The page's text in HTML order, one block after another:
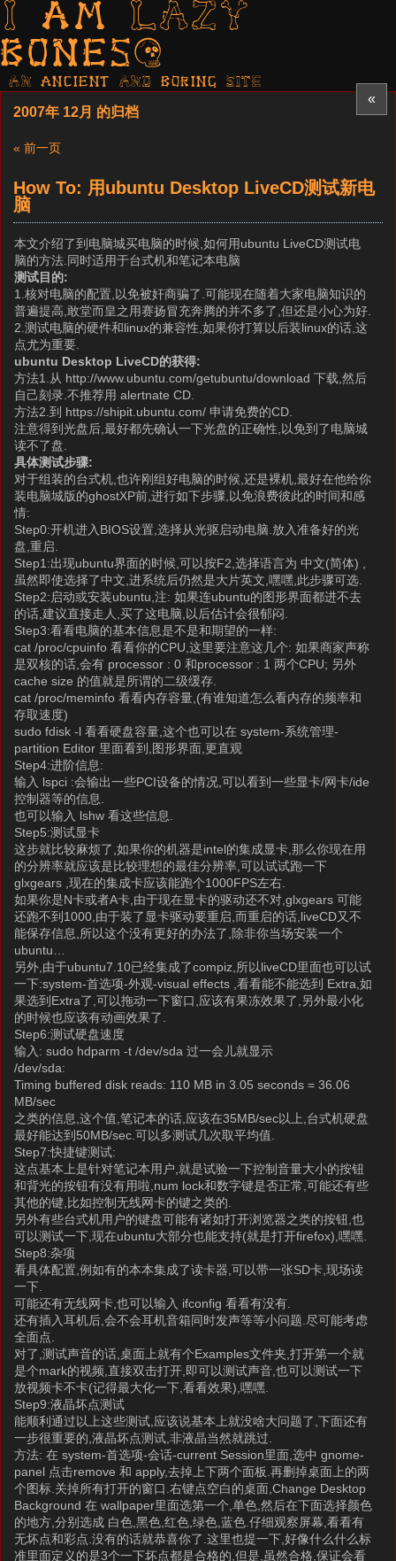
I am LAZY
bones?
AN ancient AND boring SITE
«
2007年 12月 的归档
« 前一页
How To: 用ubuntu Desktop LiveCD测试新电
脑
本文介绍了到电脑城买电脑的时候,如何用ubuntu LiveCD测试电
脑的方法.同时适用于台式机和笔记本电脑
测试目的:
1.核对电脑的配置,以免被奸商骗了.可能现在随着大家电脑知识的
普遍提高,敢堂而皇之用赛扬冒充奔腾的并不多了,但还是小心为好.
2.测试电脑的硬件和linux的兼容性,如果你打算以后装linux的话,这
点尤为重要.
ubuntu Desktop LiveCD的获得:
方法1.从 http://www.ubuntu.com/getubuntu/download 下载,然后
自己刻录.不推荐用 alertnate CD.
方法2.到 https://shipit.ubuntu.com/ 申请免费的CD.
注意得到光盘后,最好都先确认一下光盘的正确性,以免到了电脑城
读不了盘.
具体测试步骤:
对于组装的台式机,也许刚组好电脑的时候,还是裸机,最好在他给你
装电脑城版的ghostXP前,进行如下步骤,以免浪费彼此的时间和感
情:
Step0:开机进入BIOS设置,选择从光驱启动电脑.放入准备好的光
盘,重启.
Step1:出现ubuntu界面的时候,可以按F2,选择语言为 中文(简体) ,
虽然即使选择了中文,进系统后仍然是大片英文,嘿嘿,此步骤可选.
Step2:启动或安装ubuntu,注: 如果连ubuntu的图形界面都进不去
的话,建议直接走人,买了这电脑,以后估计会很郁闷.
Step3:看看电脑的基本信息是不是和期望的一样:
cat /proc/cpuinfo 看看你的CPU,这里要注意这几个: 如果商家声称
是双核的话,会有 processor : 0 和processor : 1 两个CPU; 另外
cache size 的值就是所谓的二级缓存.
cat /proc/meminfo 看看内存容量,(有谁知道怎么看内存的频率和
存取速度)
sudo fdisk -l 看看硬盘容量,这个也可以在 system-系统管理-
partition Editor 里面看到,图形界面,更直观
Step4:进阶信息:
输入 lspci :会输出一些PCI设备的情况,可以看到一些显卡/网卡/ide
控制器等的信息.
也可以输入 lshw 看这些信息.
Step5:测试显卡
这步就比较麻烦了,如果你的机器是intel的集成显卡,那么你现在用
的分辨率就应该是比较理想的最佳分辨率,可以试试跑一下
glxgears ,现在的集成卡应该能跑个1000FPS左右.
如果你是N卡或者A卡,由于现在显卡的驱动还不对,glxgears 可能
还跑不到1000,由于装了显卡驱动要重启,而重启的话,liveCD又不
能保存信息,所以这个没有更好的办法了,除非你当场安装一个
ubuntu…
另外,由于ubuntu7.10已经集成了compiz,所以liveCD里面也可以试
一下:system-首选项-外观-visual effects ,看看能不能选到 Extra,如
果选到Extra了,可以拖动一下窗口,应该有果冻效果了,另外最小化
的时候也应该有动画效果了.
Step6:测试硬盘速度
输入: sudo hdparm -t /dev/sda 过一会儿就显示
/dev/sda:
Timing buffered disk reads: 110 MB in 3.05 seconds = 36.06
MB/sec
之类的信息,这个值,笔记本的话,应该在35MB/sec以上,台式机硬盘
最好能达到50MB/sec.可以多测试几次取平均值.
Step7:快捷键测试:
这点基本上是针对笔记本用户,就是试验一下控制音量大小的按钮
和背光的按钮有没有用啦,num lock和数字键是否正常,可能还有些
其他的键,比如控制无线网卡的键之类的.
另外有些台式机用户的键盘可能有诸如打开浏览器之类的按钮,也
可以测试一下,现在ubuntu大部分也能支持(就是打开firefox),嘿嘿.
Step8:杂项
看具体配置,例如有的本本集成了读卡器,可以带一张SD卡,现场读
一下.
可能还有无线网卡,也可以输入 ifconfig 看看有没有.
还有插入耳机后,会不会耳机音箱同时发声等等小问题.尽可能考虑
全面点.
对了,测试声音的话,桌面上就有个Examples文件夹,打开第一个就
是个mark的视频,直接双击打开,即可以测试声音,也可以测试一下
放视频卡不卡(记得最大化一下,看看效果),嘿嘿.
Step9:液晶坏点测试
能顺利通过以上这些测试,应该说基本上就没啥大问题了,下面还有
一步很重要的,液晶坏点测试,非液晶当然就跳过.
方法: 在 system-首选项-会话-current Session里面,选中 gnome-
panel 点击remove 和 apply,去掉上下两个面板.再删掉桌面上的两
个图标.关掉所有打开的窗口.右键点空白的桌面,Change Desktop
Background 在 wallpaper里面选第一个,单色,然后在下面选择颜色
的地方,分别选成 白色,黑色,红色,绿色,蓝色.仔细观察屏幕,看看有
无坏点和彩点.没有的话就恭喜你了.这里也提一下,好像什么什么标
准里面定义的是3个一下坏点都是合格的,但是,虽然合格,保证会看